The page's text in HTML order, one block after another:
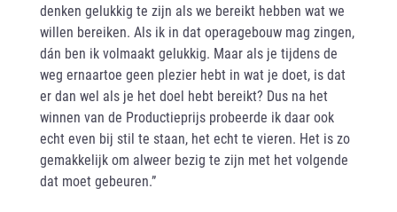
denken gelukkig te zijn als we bereikt hebben wat we
willen bereiken. Als ik in dat operagebouw mag zingen,
dán ben ik volmaakt gelukkig. Maar als je tijdens de
weg ernaartoe geen plezier hebt in wat je doet, is dat
er dan wel als je het doel hebt bereikt? Dus na het
winnen van de Productieprijs probeerde ik daar ook
echt even bij stil te staan, het echt te vieren. Het is zo
gemakkelijk om alweer bezig te zijn met het volgende
dat moet gebeuren.”